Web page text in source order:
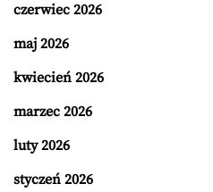
czerwiec 2026
maj 2026
kwiecień 2026
marzec 2026
luty 2026
styczeń 2026